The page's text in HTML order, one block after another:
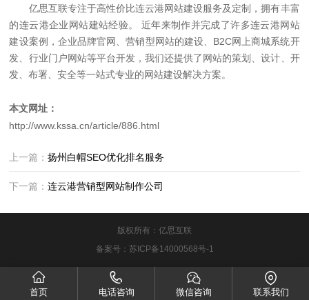
亿思互联专注于高性价比连云港网站建设服务及定制，拥有丰富
的连云港企业网站建站经验。 近年来制作并完成了许多连云港网站
建设案例，企业品牌官网、营销型网站的建设、B2C网上商城系统开
发、行业门户网站等平台开发，我们还提供了网站的策划、设计、开
发、布署、安全等一站式专业的网站建设解决方案。
本文网址：
http://www.kssa.cn/article/886.html
上一篇：扬州白帽SEO优化排名服务
下一篇：连云港营销型网站制作公司
版权所有：亿思互联
备案号： 苏ICP备14000568号-1
首页 电话咨询 微信咨询 联系我们